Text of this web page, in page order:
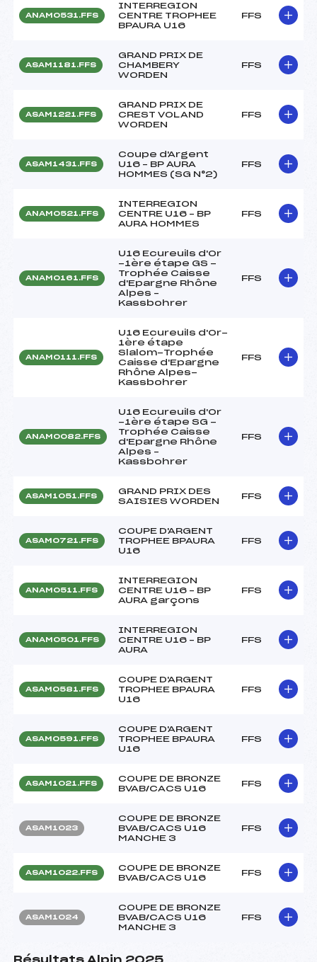
ANAM0531.FFS
INTERREGION
CENTRE TROPHEE
BPAURA U16
FFS
ASAM1181.FFS
GRAND PRIX DE
CHAMBERY
WORDEN
FFS
ASAM1221.FFS
GRAND PRIX DE
CREST VOLAND
WORDEN
FFS
ASAM1431.FFS
Coupe d'Argent
U16 – BP AURA
HOMMES (SG N°2)
FFS
ANAM0521.FFS
INTERREGION
CENTRE U16 – BP
AURA HOMMES
FFS
ANAM0161.FFS
U16 Ecureuils d'Or
-1ère étape GS -
Trophée Caisse
d'Epargne Rhône
Alpes –
Kassbohrer
FFS
ANAM0111.FFS
U16 Ecureuils d'Or-
1ère étape
Slalom-Trophée
Caisse d'Epargne
Rhône Alpes-
Kassbohrer
FFS
ANAM0082.FFS
U16 Ecureuils d'Or
-1ère étape SG -
Trophée Caisse
d'Epargne Rhône
Alpes –
Kassbohrer
FFS
ASAM1051.FFS
GRAND PRIX DES
SAISIES WORDEN
FFS
ASAM0721.FFS
COUPE D'ARGENT
TROPHEE BPAURA
U16
FFS
ANAM0511.FFS
INTERREGION
CENTRE U16 – BP
AURA garçons
FFS
ANAM0501.FFS
INTERREGION
CENTRE U16 – BP
AURA
FFS
ASAM0581.FFS
COUPE D'ARGENT
TROPHEE BPAURA
U16
FFS
ASAM0591.FFS
COUPE D'ARGENT
TROPHEE BPAURA
U16
FFS
ASAM1021.FFS
COUPE DE BRONZE
BVAB/CACS U16
FFS
ASAM1023
COUPE DE BRONZE
BVAB/CACS U16
MANCHE 3
FFS
ASAM1022.FFS
COUPE DE BRONZE
BVAB/CACS U16
FFS
ASAM1024
COUPE DE BRONZE
BVAB/CACS U16
MANCHE 3
FFS